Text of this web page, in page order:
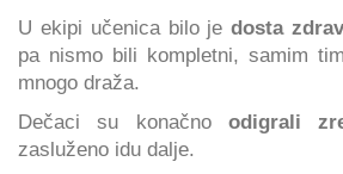
U ekipi učenica bilo jedosta
pa nismo bili kompletni, samim
mnogo draža.
Dečaci su konačno odigrali
zasluženo idu dalje.